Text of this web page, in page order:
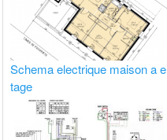
Schema electrique maison a e
tage